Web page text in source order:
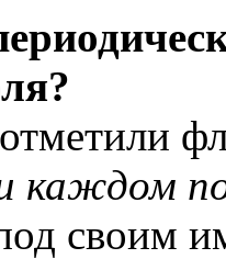
каждом
своим